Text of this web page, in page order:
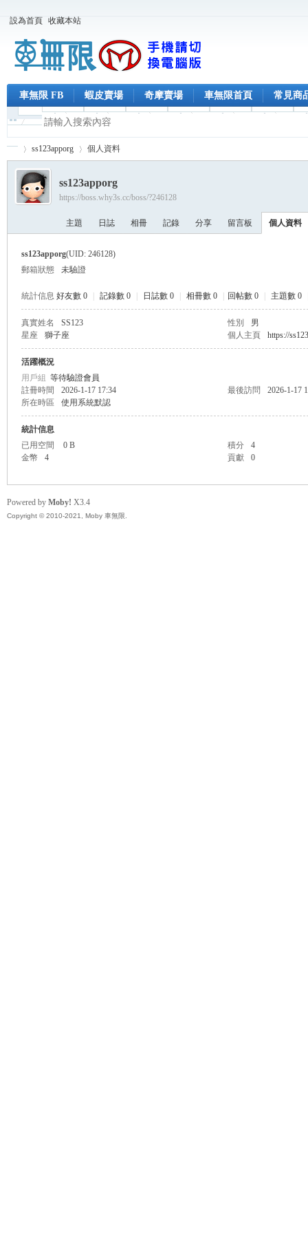
設為首頁 收藏本站
車無限 FB 蝦皮賣場 奇摩賣場 車無限首頁 常見商
限
›
ss123apporg 個人資料
ss123apporg
https://boss.why3s.cc/boss/?246128
主題 日誌 相冊 記錄 分享 留言板 個人資料
ss123apporg(UID: 246128)
郵箱狀態
未驗證
統計信息 好友數 0 記錄數 0 日誌數 0 相冊數 0 回帖數 0 主題數 0
真實姓名 SS123 性別
男
星座
獅子座 個人主頁 https://
活躍概況
用戶組 等待驗證會員
註冊時間
2026-1-17 17:34 最後訪問
2026-1-17
所在時區
使用系統默認
統計信息
已用空間
0 B 積分
4
金幣
4 貢獻 0
Powered by Moby! X3.4
Copyright © 2010-2021, Moby 車無限.